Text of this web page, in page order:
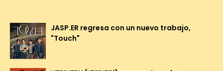
JASP.ER regresa con un nuevo trabajo,
"Touch"